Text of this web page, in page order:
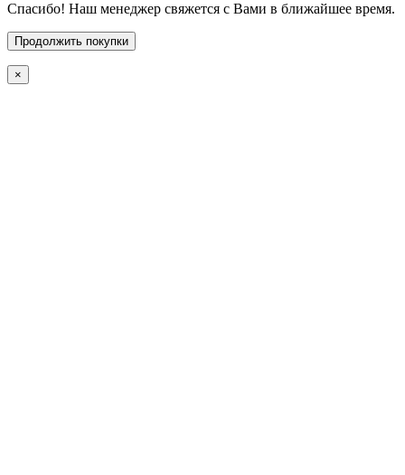
Спасибо! Наш менеджер свяжется с Вами в ближайшее время.
Продолжить покупки
×